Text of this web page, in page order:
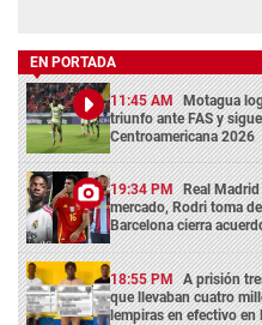
EN PORTADA
11:45 AM Motagua
triunfo ante FAS y
Centroamericana 2026
19:34 PM Real
mercado, Rodri toma
Barcelona cierra
18:55 PM A prisión
que llevaban cuatro
lempiras en efectivo en